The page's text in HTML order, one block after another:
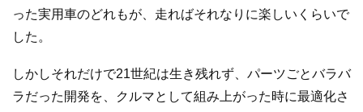
った実用車のどれもが、走ればそれなりに楽しいくらいで
した。
しかしそれだけで21世紀は生き残れず、パーツごとバラバ
ラだった開発を、クルマとして組み上がった時に最適化さ